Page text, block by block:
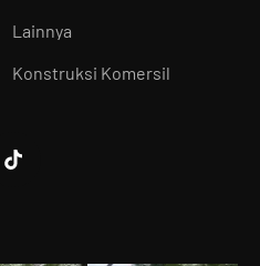
Lainnya
Konstruksi Komersil